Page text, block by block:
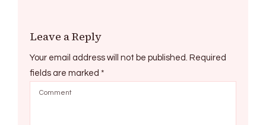
Leave a Reply
Your email address will not be published. Required
fields are marked *